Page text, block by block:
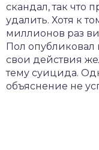
скандал, так что
удалить. Хотя к
миллионов раз
Пол опубликовал
свои действия
тему суицида.
объяснение не